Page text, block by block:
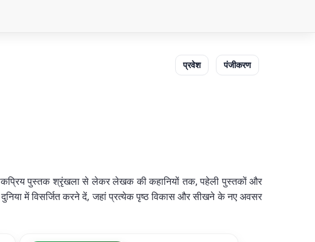
प्रवेश पंजीकरण
पुस्तक श्रृंखला से लेकर लेखक की कहानियों तक, पहेली पुस्तकों और
में विसर्जित करने दें, जहां प्रत्येक पृष्ठ विकास और सीखने के नए अवसर